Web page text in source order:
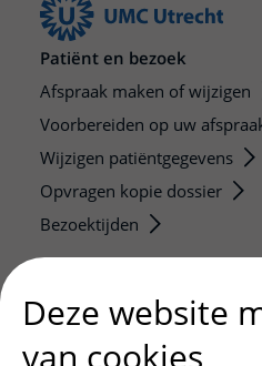
Patiënt en bezoek
Afspraak maken of wijzigen
Voorbereiden op uw
Wijzigen patiëntgegevens
Opvragen kopie dossier
Bezoektijden
Onze opleidingen
De Nieuwe Utrechtse School
Deze website
van cookies